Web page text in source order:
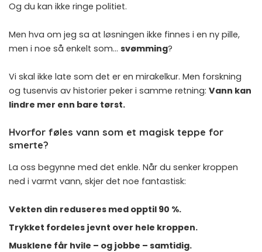
Og du kan ikke ringe politiet.
Men hva om jeg sa at løsningen ikke finnes i en ny pille,
men i noe så enkelt som… svømming?
Vi skal ikke late som det er en mirakelkur. Men forskning
og tusenvis av historier peker i samme retning: Vann kan
lindre mer enn bare tørst.
Hvorfor føles vann som et magisk teppe for
smerte?
La oss begynne med det enkle. Når du senker kroppen
ned i varmt vann, skjer det noe fantastisk:
Vekten din reduseres med opptil 90 %.
Trykket fordeles jevnt over hele kroppen.
Musklene får hvile – og jobbe – samtidig.